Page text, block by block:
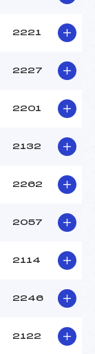
2221
2227
2201
2132
2262
2057
2114
2246
2122